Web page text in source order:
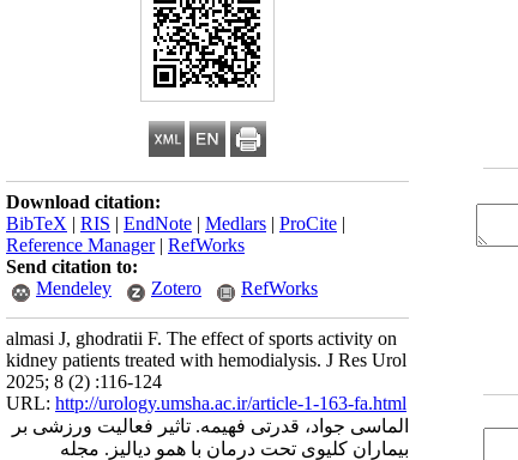
Download citation:
BibTeX | RIS | EndNote | Medlars | ProCite |
Reference Manager| RefWorks
Send citation to:
Mendeley
Zotero RefWorks
almasi J, ghodratii F. The effect of sports activity on
kidney patients treated with hemodialysis. J Res Urol
2025; 8 (2) :116-124
URL: http://urology.umsha.ac.ir/article-1-163-fa.html
الماسی جواد، قدرتی فهیمه. تاثیر فعالیت ورزشی بر
بیماران کلیوی تحت درمان با همو دیالیز. مجله